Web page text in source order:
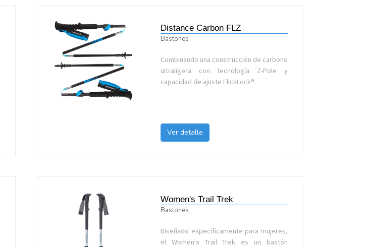
Distance Carbon FLZ
Bastones
Combinando una construcción de carbono
ultraligera con tecnología Z-Pole y
capacidad de ajuste FlickLock®.
Ver detalle
Women's Trail Trek
Bastones
Diseñado específicamente para mujeres,
el Women's Trail Trek es un bastón